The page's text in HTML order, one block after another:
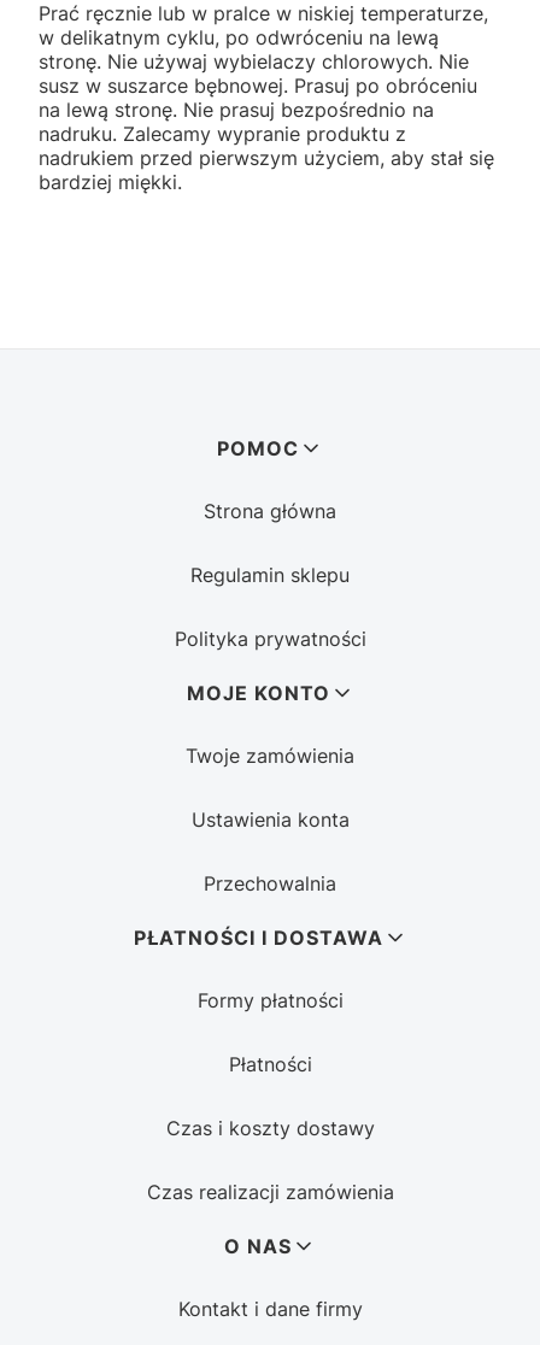
Prać ręcznie lub w pralce w niskiej temperaturze,
w delikatnym cyklu, po odwróceniu na lewą
stronę. Nie używaj wybielaczy chlorowych. Nie
susz w suszarce bębnowej. Prasuj po obróceniu
na lewą stronę. Nie prasuj bezpośrednio na
nadruku. Zalecamy wypranie produktu z
nadrukiem przed pierwszym użyciem, aby stał się
bardziej miękki.
POMOC
Strona główna
Regulamin sklepu
Polityka prywatności
MOJE KONTO
Twoje zamówienia
Ustawienia konta
Przechowalnia
PŁATNOŚCI I DOSTAWA
Formy płatności
Płatności
Czas i koszty dostawy
Czas realizacji zamówienia
O NAS
Kontakt i dane firmy